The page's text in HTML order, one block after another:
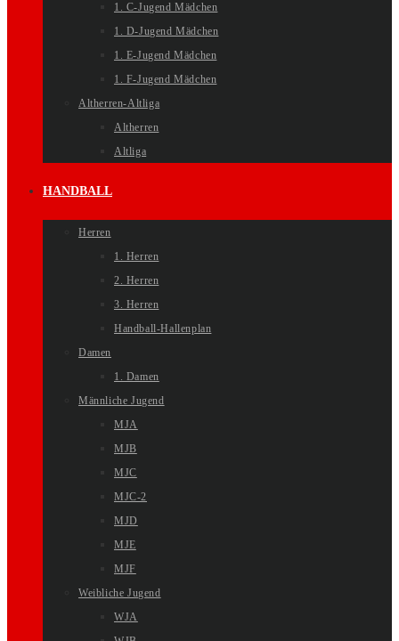
1. C-Jugend Mädchen
1. D-Jugend Mädchen
1. E-Jugend Mädchen
1. F-Jugend Mädchen
Altherren-Altliga
Altherren
Altliga
HANDBALL
Herren
1. Herren
2. Herren
3. Herren
Handball-Hallenplan
Damen
1. Damen
Männliche Jugend
MJA
MJB
MJC
MJC-2
MJD
MJE
MJF
Weibliche Jugend
WJA